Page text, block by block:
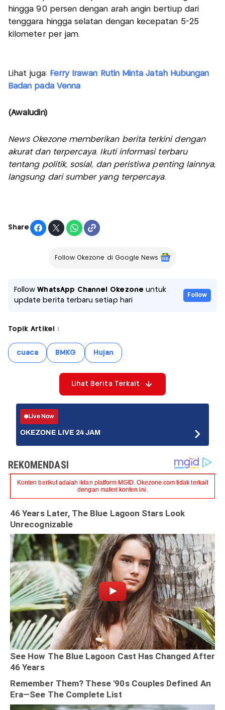
hingga 90 persen dengan arah angin bertiup dari
tenggara hingga selatan dengan kecepatan 5-25
kilometer per jam.
Lihat juga: Ferry Irawan Rutin Minta Jatah Hubungan
Badan pada Venna
(Awaludin)
News Okezone memberikan berita terkini dengan
akurat dan terpercaya. Ikuti informasi terbaru
tentang politik, sosial, dan peristiwa penting lainnya,
langsung dari sumber yang terpercaya.
Share
Follow Okezone di Google News
FollowWhatsApp Channel Okezone untuk
update berita terbaru setiap hari
Follow
Topik Artikel :
cuaca BMKG Hujan
Lihat Berita Terkait
Live Now
OKEZONE LIVE 24 JAM